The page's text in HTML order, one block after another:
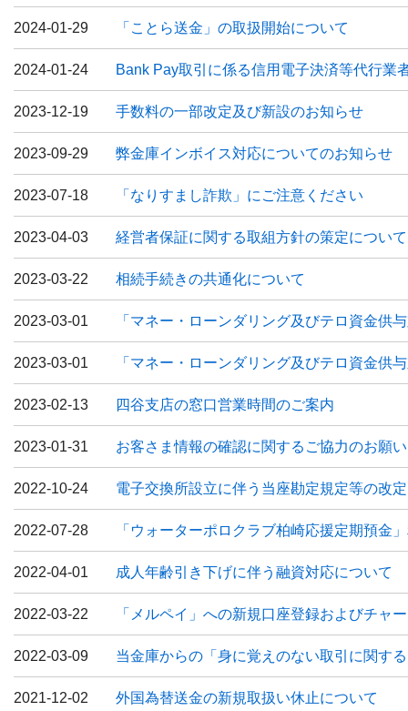
2024-01-29 「ことら送金」の取扱開始について
2024-01-24 Bank Pay取引に係る信用電子決済等代行業
2023-12-19 手数料の一部改定及び新設のお知らせ
2023-09-29 弊金庫インボイス対応についてのお知らせ
2023-07-18 「なりすまし詐欺」にご注意ください
2023-04-03 経営者保証に関する取組方針の策定について
2023-03-22 相続手続きの共通化について
2023-03-01 「マネー・ローンダリング及びテロ資金供
2023-03-01 「マネー・ローンダリング及びテロ資金供
2023-02-13 四谷支店の窓口営業時間のご案内
2023-01-31 お客さま情報の確認に関するご協力のお願い
2022-10-24 電子交換所設立に伴う当座勘定規定等の改
2022-07-28 「ウォーターポロクラブ柏崎応援定期預金
2022-04-01 成人年齢引き下げに伴う融資対応について
2022-03-22 「メルペイ」への新規口座登録およびチャ
2022-03-09 当金庫からの「身に覚えのない取引に関す
2021-12-02 外国為替送金の新規取扱い休止について